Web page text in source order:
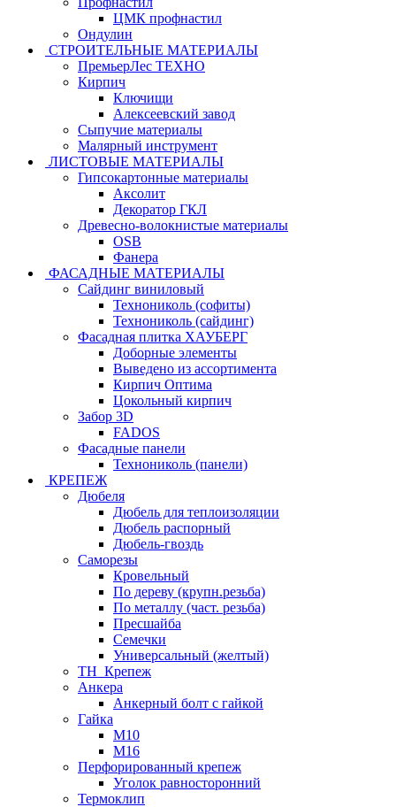
ЦМК профнастил
Ондулин
СТРОИТЕЛЬНЫЕ МАТЕРИАЛЫ
ПремьерЛес ТЕХНО
Кирпич
Ключищи
Алексеевский завод
Сыпучие материалы
Малярный инструмент
ЛИСТОВЫЕ МАТЕРИАЛЫ
Гипсокартонные материалы
Аксолит
Декоратор ГКЛ
Древесно-волокнистые материалы
OSB
Фанера
ФАСАДНЫЕ МАТЕРИАЛЫ
Сайдинг виниловый
Технониколь (софиты)
Технониколь (сайдинг)
Фасадная плитка ХАУБЕРГ
Доборные элементы
Выведено из ассортимента
Кирпич Оптима
Цокольный кирпич
Забор 3D
FADOS
Фасадные панели
Технониколь (панели)
КРЕПЕЖ
Дюбеля
Дюбель для теплоизоляции
Дюбель распорный
Дюбель-гвоздь
Саморезы
Кровельный
По дереву (крупн.резьба)
По металлу (част. резьба)
Пресшайба
Семечки
Универсальный (желтый)
ТН_Крепеж
Анкера
Анкерный болт с гайкой
Гайка
М10
М16
Перфорированный крепеж
Уголок равносторонний
Термоклип